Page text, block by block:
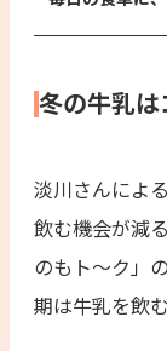
冬の牛乳
淡川さんによ
飲む機会が減
のもト～ク」
期は牛乳を飲